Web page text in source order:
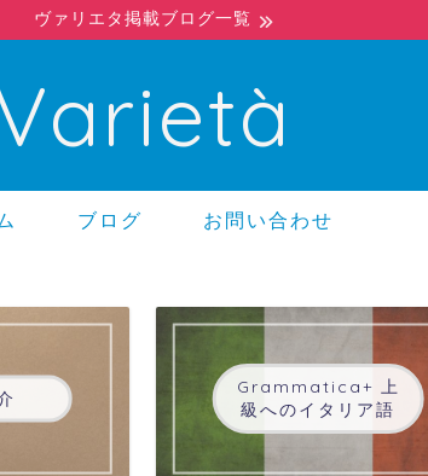
ヴァリエタ掲載ブログ一覧
ブログ お問い合わせ
Grammatica+ 上
級へのイタリア語